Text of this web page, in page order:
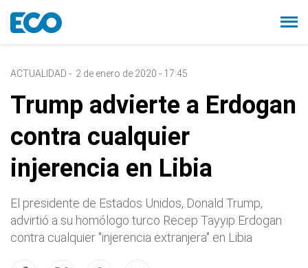
ACTUALIDAD - 2 de enero de 2020 - 17:45
Trump advierte a Erdogan
contra cualquier
injerencia en Libia
El presidente de Estados Unidos, Donald Trump,
advirtió a su homólogo turco Recep Tayyip Erdogan
contra cualquier "injerencia extranjera" en Libia